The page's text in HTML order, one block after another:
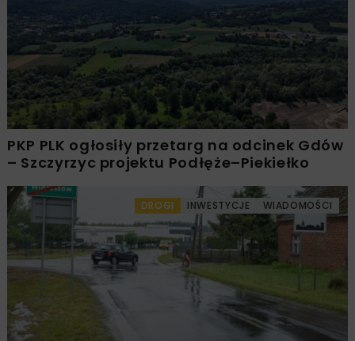
PKP PLK ogłosiły przetarg na odcinek Gdów
– Szczyrzyc projektu Podłęże–Piekiełko
DROGI INWESTYCJE WIADOMOŚCI